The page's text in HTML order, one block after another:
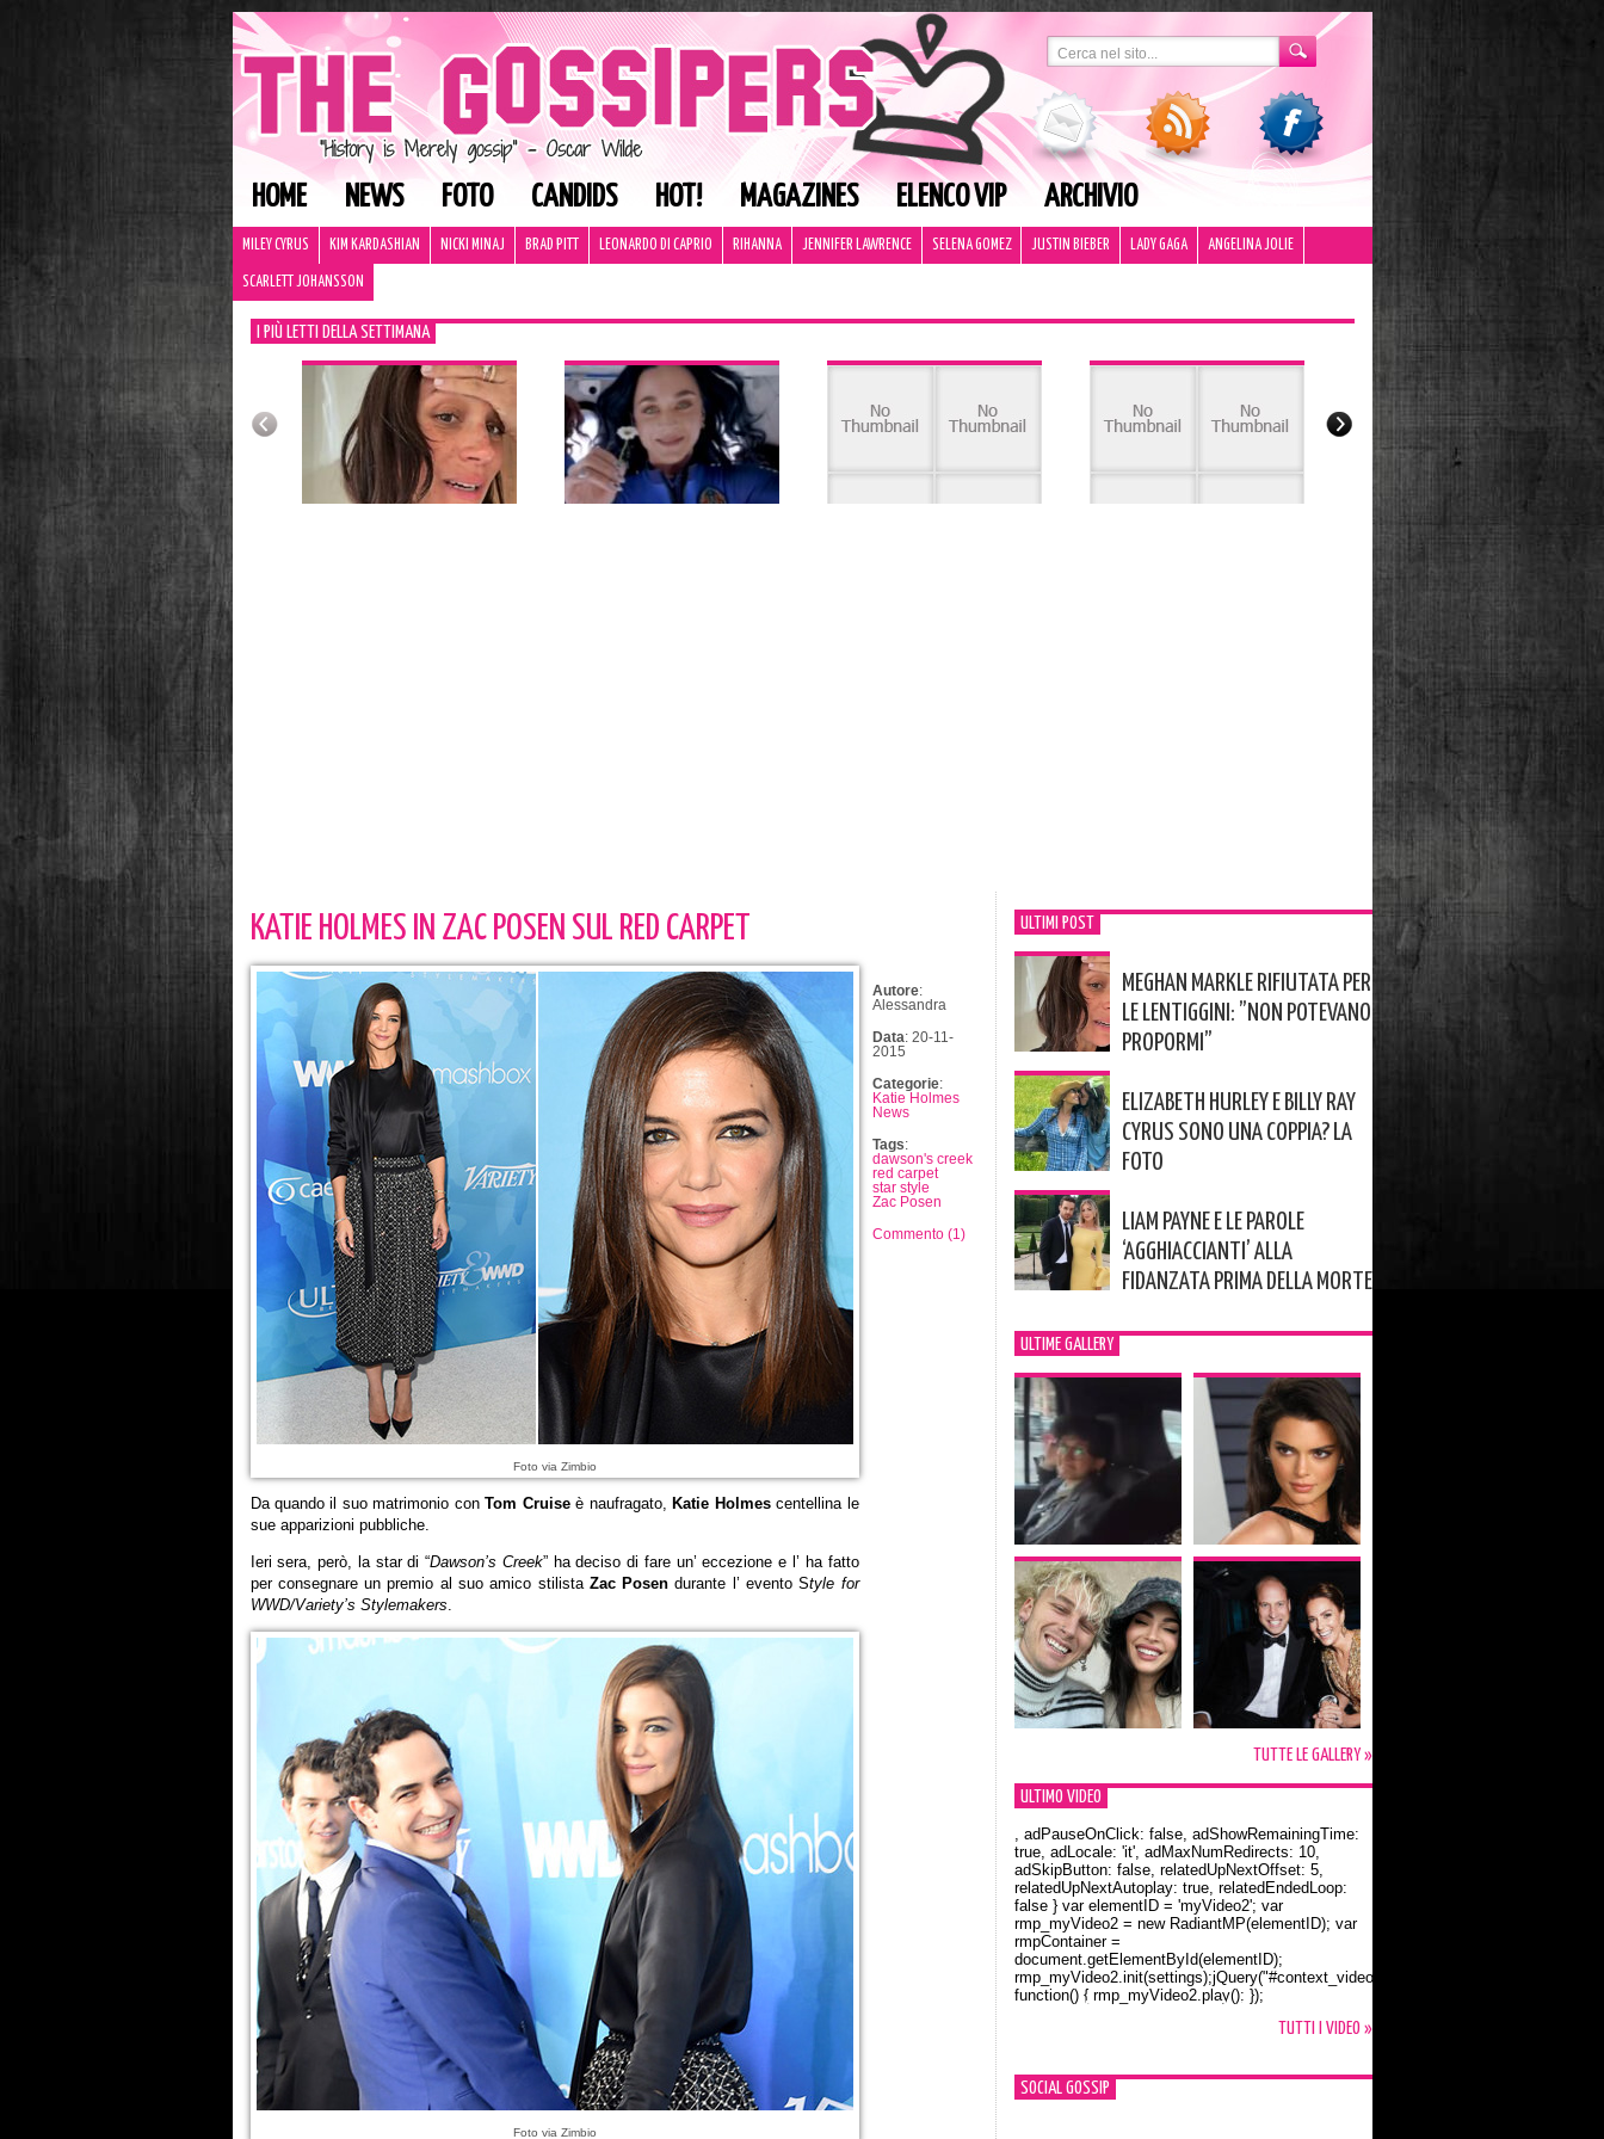
HOME NEWS FOTO CANDIDS HOT! MAGAZINES ELENCO VIP ARCHIVIO
MILEY CYRUS KIM KARDASHIAN NICKI MINAJ BRAD PITT LEONARDO DI CAPRIO RIHANNA JENNIFER LAWRENCE SELENA GOMEZ JUSTIN BIEBER LADY GAGA ANGELINA JOLIE
SCARLETT JOHANSSON
I PIÙ LETTI DELLA SETTIMANA
KATIE HOLMES IN ZAC POSEN SUL RED CARPET
Foto via Zimbio
Da quando il suo matrimonio conTom Cruiseè naufragato, Katie Holmescentellina le
sue apparizioni pubbliche.
Ieri sera, però, la star di “Dawson’s Creek” ha deciso di fare un’ eccezione e l’ ha fatto
per consegnare un premio al suo amico stilista Zac Posen durante l’ evento Style for
WWD/Variety’s Stylemakers.
Foto via Zimbio
Autore:
Alessandra
Data: 20-11-
2015
Categorie:
Katie Holmes
News
Tags:
dawson's creek
red carpet
star style
Zac Posen
Commento (1)
ULTIMI POST
MEGHAN MARKLE RIFIUTATA PER
LE LENTIGGINI: ”NON POTEVANO
PROPORMI”
ELIZABETH HURLEY E BILLY RAY
CYRUS SONO UNA COPPIA? LA
FOTO
LIAM PAYNE E LE PAROLE
‘AGGHIACCIANTI’ ALLA
FIDANZATA PRIMA DELLA MORTE
ULTIME GALLERY
TUTTE LE GALLERY »
ULTIMO VIDEO
Orlando Bloom e la t-shirt dedicata a Flynn
, adPauseOnClick: false, adShowRemainingTime:
true, adLocale: 'it', adMaxNumRedirects: 10,
adSkipButton: false, relatedUpNextOffset: 5,
relatedUpNextAutoplay: true, relatedEndedLoop:
false } var elementID = 'myVideo2'; var
rmp_myVideo2 = new RadiantMP(elementID); var
rmpContainer =
document.getElementById(elementID);
rmp_myVideo2.init(settings);jQuery("#context_video2").one("mouseover",
function() { rmp_myVideo2.play(); });
TUTTI I VIDEO »
SOCIAL GOSSIP